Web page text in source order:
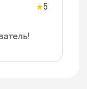
★5